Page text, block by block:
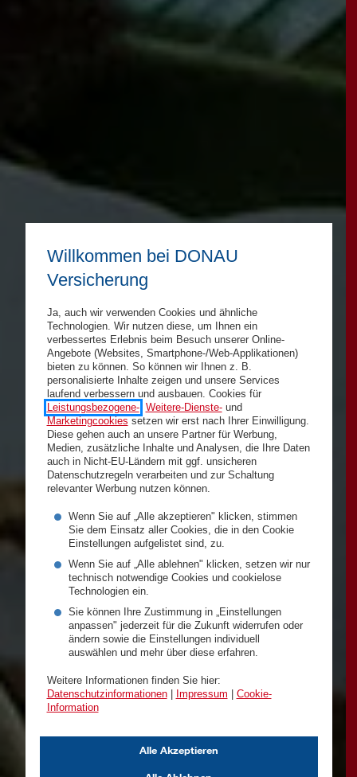
Willkommen bei DONAU
Versicherung
Ja, auch wir verwenden Cookies und ähnliche
Technologien. Wir nutzen diese, um Ihnen ein
verbessertes Erlebnis beim Besuch unserer Online-
Angebote (Websites, Smartphone-/Web-Applikationen)
bieten zu können. So können wir Ihnen z. B.
personalisierte Inhalte zeigen und unsere Services
laufend verbessern und ausbauen. Cookies für
Leistungsbezogene-, Weitere-Dienste-und
Marketingcookies setzen wir erst nach Ihrer Einwilligung.
Diese gehen auch an unsere Partner für Werbung,
Medien, zusätzliche Inhalte und Analysen, die Ihre Daten
auch in Nicht-EU-Ländern mit ggf. unsicheren
Datenschutzregeln verarbeiten und zur Schaltung
relevanter Werbung nutzen können.
Wenn Sie auf „Alle akzeptieren" klicken, stimmen
Sie dem Einsatz aller Cookies, die in den Cookie
Einstellungen aufgelistet sind, zu.
Wenn Sie auf „Alle ablehnen" klicken, setzen wir nur
technisch notwendige Cookies und cookielose
Technologien ein.
Sie können Ihre Zustimmung in „Einstellungen
anpassen" jederzeit für die Zukunft widerrufen oder
ändern sowie die Einstellungen individuell
auswählen und mehr über diese erfahren.
Weitere Informationen finden Sie hier:
Datenschutzinformationen| Impressum
Cookie-
Information
Alle Akzeptieren